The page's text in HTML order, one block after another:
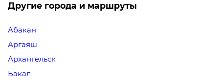
Другие города и маршруты
Абакан
Аргаяш
Архангельск
Бакал